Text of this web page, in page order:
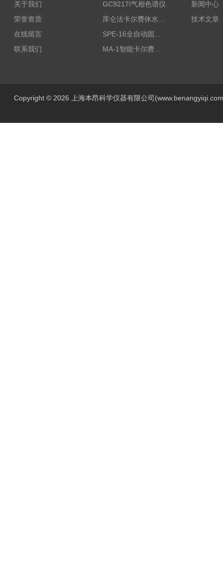
关于我们
荣誉资质
在线留言
联系我们
GC9217I气相色谱仪
MA-1智能卡尔费休水分测定仪
新闻中心
技术文章
Copyright © 2026 上海本昂科学仪器有限公司